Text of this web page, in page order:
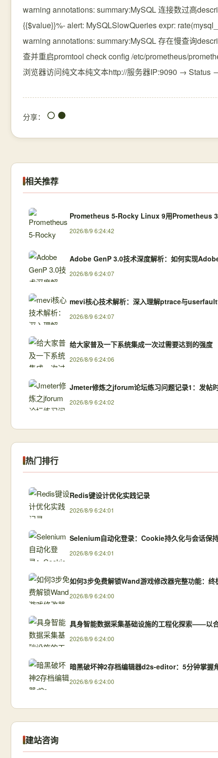
warning annotations: summary:MySQL 连接数过高
{{$value}}%- alert: MySQLSlowQueries expr:
warning annotations: summary:MySQL 存在慢查询
查并重启promtool check config /etc/prometheus/
浏览器访问纯文本纯文本http://服务器IP:9090 → Status
分享：
相关推荐
Prometheus 5-Rocky Linux 9用Prometheus
2026/8/9 6:24:42
Adobe GenP 3.0技术深度解析：如何实现
2026/8/9 6:24:07
mevi核心技术解析：深入理解ptrace与
2026/8/9 6:24:07
给大家普及一下系统集成一次过需要达到的强度
2026/8/9 6:24:06
Jmeter修炼之jforum论坛练习问题记录1：发帖
2026/8/9 6:24:02
热门排行
Redis键设计优化实践记录
2026/8/9 6:24:01
Selenium自动化登录：Cookie持久化与会话保
2026/8/9 6:24:01
如何3步免费解锁Wand游戏修改器完整功能：终
2026/8/9 6:24:00
具身智能数据采集基础设施的工程化探索——以
2026/8/9 6:24:00
暗黑破坏神2存档编辑器d2s-editor：5分钟掌握
2026/8/9 6:24:00
建站咨询